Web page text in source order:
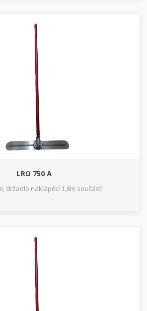
LRO 750 A
držadlo naklápěcí 1,8m součástí